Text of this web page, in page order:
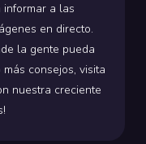
a las
en directo.
la gente pueda
consejos, visita
nuestra creciente